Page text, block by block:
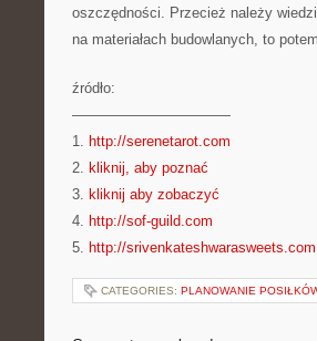
oszczędności. Przecież należy
na materiałach budowlanych, to
źródło:
———————————
1. http://serenetarot.com
2. kliknij, aby poznać
3. kliknij aby zobaczyć
4. http://sof-guild.com
5. http://srivenkateshwarasweets.com
CATEGORIES: PLANOWANIE